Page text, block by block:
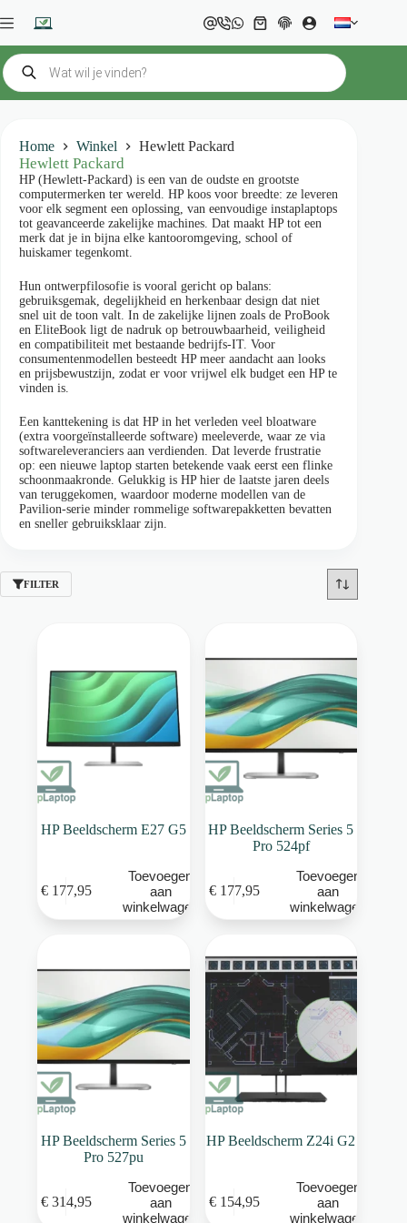
naar
inhoud
Winkelwagen
Producten
zoeken
Home Winkel Hewlett Packard
Hewlett Packard
HP (Hewlett-Packard) is een van de oudste en grootste
computermerken ter wereld. HP koos voor breedte: ze leveren
voor elk segment een oplossing, van eenvoudige instaplaptops
tot geavanceerde zakelijke machines. Dat maakt HP tot een
merk dat je in bijna elke kantooromgeving, school of
huiskamer tegenkomt.
Hun ontwerpfilosofie is vooral gericht op balans:
gebruiksgemak, degelijkheid en herkenbaar design dat niet
snel uit de toon valt. In de zakelijke lijnen zoals de ProBook
en EliteBook ligt de nadruk op betrouwbaarheid, veiligheid
en compatibiliteit met bestaande bedrijfs-IT. Voor
consumentenmodellen besteedt HP meer aandacht aan looks
en prijsbewustzijn, zodat er voor vrijwel elk budget een HP te
vinden is.
Een kanttekening is dat HP in het verleden veel bloatware
(extra voorgeïnstalleerde software) meeleverde, waar ze via
softwareleveranciers aan verdienden. Dat leverde frustratie
op: een nieuwe laptop starten betekende vaak eerst een flinke
schoonmaakronde. Gelukkig is HP hier de laatste jaren deels
van teruggekomen, waardoor moderne modellen van de
Pavilion-serie minder rommelige softwarepakketten bevatten
en sneller gebruiksklaar zijn.
FILTER
HP Beeldscherm E27 G5
€177,95
Toevoegen
aan
winkelwagen
HP Beeldscherm Series 5
Pro 524pf
€177,95
Toevoegen
aan
winkelwagen
HP Beeldscherm Series 5
Pro 527pu
€314,95
Toevoegen
aan
winkelwagen
HP Beeldscherm Z24i G2
€154,95
Toevoegen
aan
winkelwagen